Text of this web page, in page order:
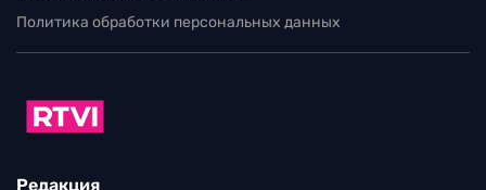
Политика обработки персональных данных
Редакция